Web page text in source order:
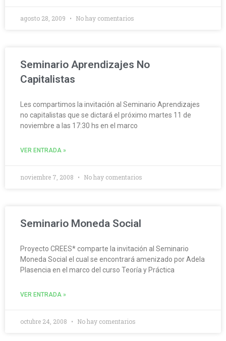
agosto 28, 2009 No hay comentarios
Seminario Aprendizajes No
Capitalistas
Les compartimos la invitación al Seminario Aprendizajes
no capitalistas que se dictará el próximo martes 11 de
noviembre a las 17:30 hs en el marco
VER ENTRADA »
noviembre 7, 2008 No hay comentarios
Seminario Moneda Social
Proyecto CREES* comparte la invitación al Seminario
Moneda Social el cual se encontrará amenizado por Adela
Plasencia en el marco del curso Teoría y Práctica
VER ENTRADA »
octubre 24, 2008 No hay comentarios